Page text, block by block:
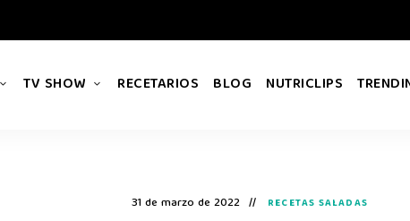
TV SHOW RECETARIOS BLOG NUTRICLIPS
31 de marzo de 2022 RECETAS SALADAS